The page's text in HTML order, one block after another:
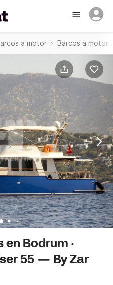
a motor Barcos a motor
Bodrum ·
55 — By Zar